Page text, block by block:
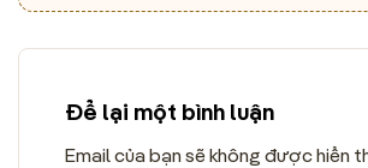
Để lại một bình luận
Email của bạn sẽ không được hiển